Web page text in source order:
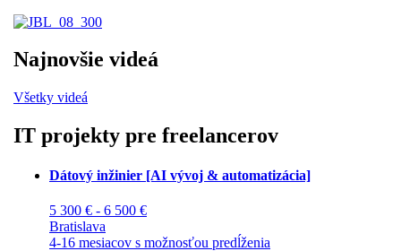
Najnovšie videá
Všetky videá
IT projekty pre freelancerov
Dátový inžinier [AI vývoj & automatizácia]
5 300 € - 6 500 €
Bratislava
4-16 mesiacov s možnosťou predĺženia